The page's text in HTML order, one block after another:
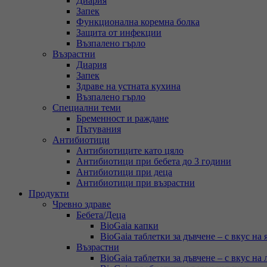
Запек
Функционална коремна болка
Защита от инфекции
Възпалено гърло
Възрастни
Диария
Запек
Здраве на устната кухина
Възпалено гърло
Специални теми
Бременност и раждане
Пътувания
Антибиотици
Антибиотиците като цяло
Антибиотици при бебета до 3 години
Антибиотици при деца
Антибиотици при възрастни
Продукти
Чревно здраве
Бебета/Деца
BioGaia капки
BioGaia таблетки за дъвчене – с вкус на
Възрастни
BioGaia таблетки за дъвчене – с вкус на